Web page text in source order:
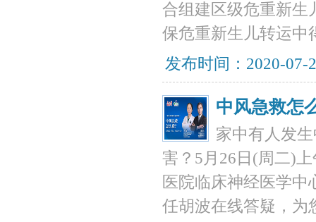
合组建区级危重新生
保危重新生儿转运中
发布时间：2020-
中风急救怎
家中有人发
害？5月26日(周二)
医院临床神经医学
任胡波在线答疑，为